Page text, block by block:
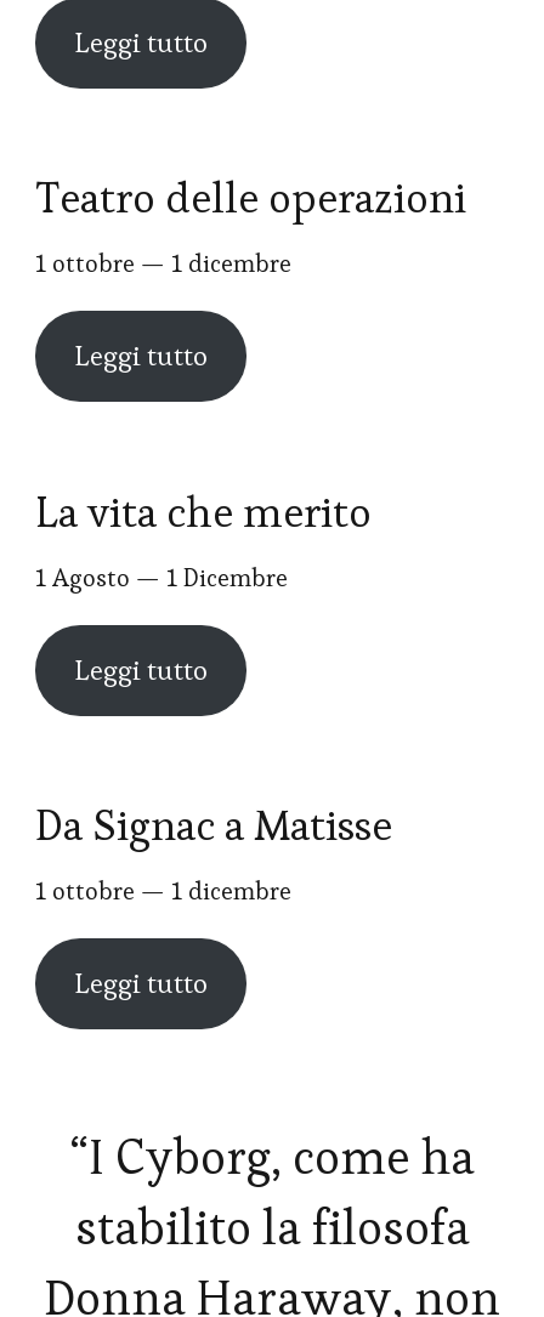
Leggi tutto
Teatro delle operazioni
1 ottobre — 1 dicembre
Leggi tutto
La vita che merito
1 Agosto — 1 Dicembre
Leggi tutto
Da Signac a Matisse
1 ottobre — 1 dicembre
Leggi tutto
“I Cyborg, come ha
stabilito la filosofa
Donna Haraway, non